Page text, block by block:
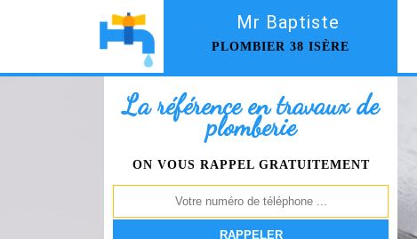
Mr Baptiste
PLOMBIER 38 ISÈRE
La référence en travaux de
plomberie
ON VOUS RAPPEL GRATUITEMENT